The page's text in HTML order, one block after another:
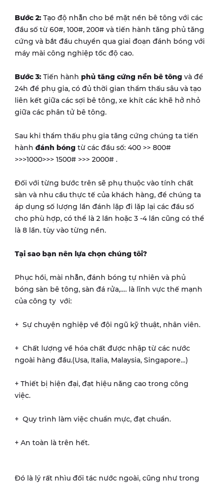
Bước 2: Tạo độ nhẵn cho bề mặt nền bê tông với các
đầu số từ 60#, 100#, 200# và tiến hành tăng phủ tăng
cứng và bắt đầu chuyển qua giai đoạn đánh bóng với
máy mài công nghiệp tốc độ cao.
Bước 3: Tiến hành phủ tăng cứng nền bê tông và để
24h để phụ gia, có đủ thời gian thẩm thấu sâu và tạo
liên kết giữa các sợi bê tông, xe khít các khẽ hở nhỏ
giữa các phân tử bê tông.
Sau khi thẩm thấu phụ gia tăng cứng chúng ta tiến
hành đánh bóng từ các đầu số: 400 >> 800#
>>>1000>>> 1500# >>> 2000# .
Đối với từng bước trên sẽ phụ thuộc vào tính chất
sàn và nhu cầu thực tế của khách hàng, để chúng ta
áp dụng số lượng lần đánh lặp đi lặp lại các đầu số
cho phù hợp, có thể là 2 lần hoặc 3 -4 lần cũng có thể
là 8 lần. tùy vào từng nền.
Tại sao bạn nên lựa chọn chúng tôi?
Phục hồi, mài nhẵn, đánh bóng tự nhiên và phủ
bóng sàn bê tông, sàn đá rửa,…. là lĩnh vực thế mạnh
của công ty với:
+ Sự chuyện nghiệp về đội ngũ kỹ thuật, nhân viên.
+ Chất lượng về hóa chất được nhập từ các nước
ngoài hàng đầu.(Usa, Italia, Malaysia, Singapore…)
+ Thiết bị hiện đại, đạt hiệu năng cao trong công
việc.
+ Quy trình làm việc chuẩn mực, đạt chuẩn.
+ An toàn là trên hết.
Đó là lý rất nhìu đối tác nước ngoài, cũng như trong